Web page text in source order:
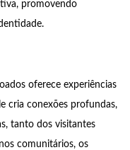
promovendo
oferece experiências
cria conexões profundas,
tanto dos visitantes
comunitários, os